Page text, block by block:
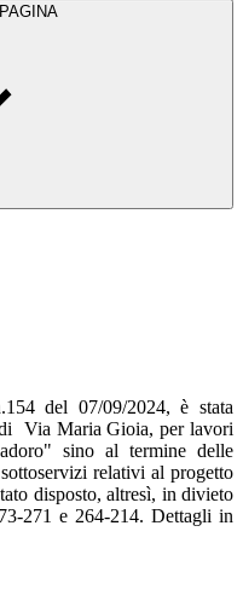
del 07/09/2024, è stata
Via Maria Gioia, per lavori
sino al termine delle
relativi al progetto
disposto, altresì, in divieto
271 e 264-214. Dettagli in